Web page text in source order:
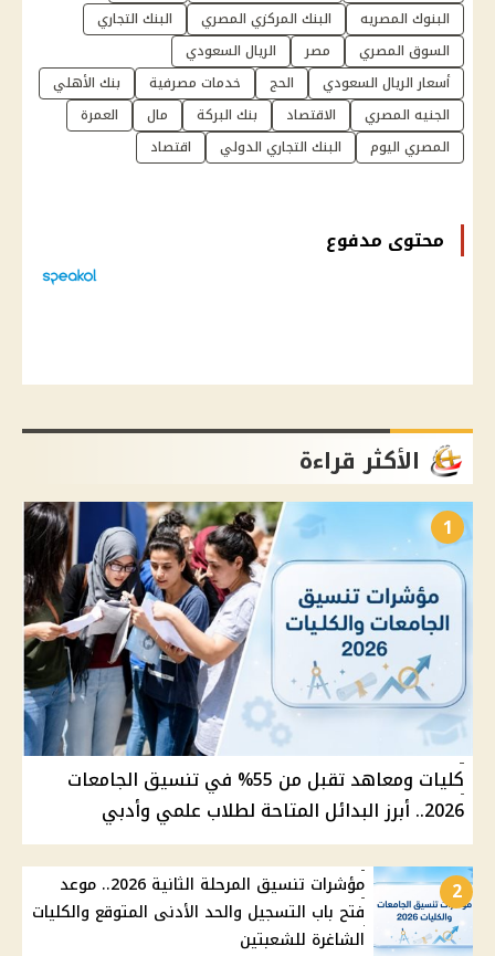
البنوك المصريه
البنك المركزي المصري
البنك التجاري
السوق المصري
مصر
الريال السعودي
أسعار الريال السعودي
الحج خدمات مصرفية
بنك الأهلي
الجنيه المصري
الاقتصاد بنك البركة مال
العمرة
المصري اليوم
البنك التجاري الدولي اقتصاد
محتوى مدفوع
الأكثر قراءة
1
كليات ومعاهد تقبل من 55% في تنسيق الجامعات
2026.. أبرز البدائل المتاحة لطلاب علمي وأدبي
2
مؤشرات تنسيق المرحلة الثانية 2026.. موعد
فتح باب التسجيل والحد الأدنى المتوقع والكليات
الشاغرة للشعبتين